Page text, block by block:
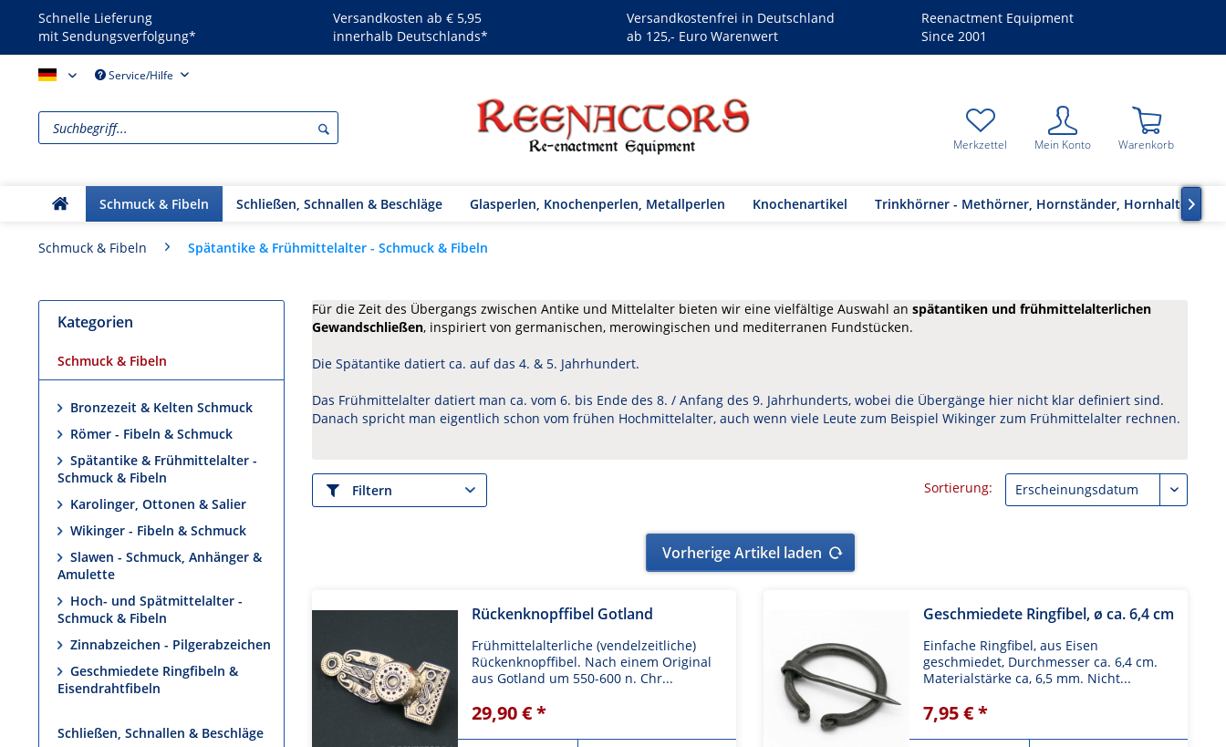
Schnelle Lieferung
mit Sendungsverfolgung*
Versandkosten ab € 5,95
innerhalb Deutschlands*
Versandkostenfrei in Deutschland
ab 125,- Euro Warenwert
Reenactment Equipment
Since 2001
Reenactors - DEService/Hilfe
Merkzettel Mein Konto Warenkorb
Schmuck & Fibeln Schließen, Schnallen & Beschläge Glasperlen, Knochenperlen, Metallperlen Knochenartikel Trinkhörner - Methörner, Hornständer, Hornhalter
Schmuck & Fibeln Spätantike & Frühmittelalter - Schmuck & Fibeln
Kategorien
Schmuck & Fibeln
Bronzezeit & Kelten Schmuck
Römer - Fibeln & Schmuck
Spätantike & Frühmittelalter -
Schmuck & Fibeln
Karolinger, Ottonen & Salier
Wikinger - Fibeln & Schmuck
Slawen - Schmuck, Anhänger &
Amulette
Hoch- und Spätmittelalter -
Schmuck & Fibeln
Zinnabzeichen - Pilgerabzeichen
Geschmiedete Ringfibeln &
Eisendrahtfibeln
Schließen, Schnallen & Beschläge
Für die Zeit des Übergangs zwischen Antike und Mittelalter bieten wir eine vielfältige Auswahl an spätantiken und frühmittelalterlichen
Gewandschließen, inspiriert von germanischen, merowingischen und mediterranen Fundstücken.
Die Spätantike datiert ca. auf das 4. & 5. Jahrhundert.
Das Frühmittelalter datiert man ca. vom 6. bis Ende des 8. / Anfang des 9. Jahrhunderts, wobei die Übergänge hier nicht klar definiert sind.
Danach spricht man eigentlich schon vom frühen Hochmittelalter, auch wenn viele Leute zum Beispiel Wikinger zum Frühmittelalter rechnen.
Filtern Sortierung:
Vorherige Artikel laden
Rückenknopffibel Gotland
Frühmittelalterliche (vendelzeitliche)
Rückenknopffibel. Nach einem Original
aus Gotland um 550-600 n. Chr...
29,90 € *
Geschmiedete Ringfibel, ø ca. 6,4 cm
Einfache Ringfibel, aus Eisen
geschmiedet, Durchmesser ca. 6,4 cm.
Materialstärke ca, 6,5 mm. Nicht...
7,95 € *